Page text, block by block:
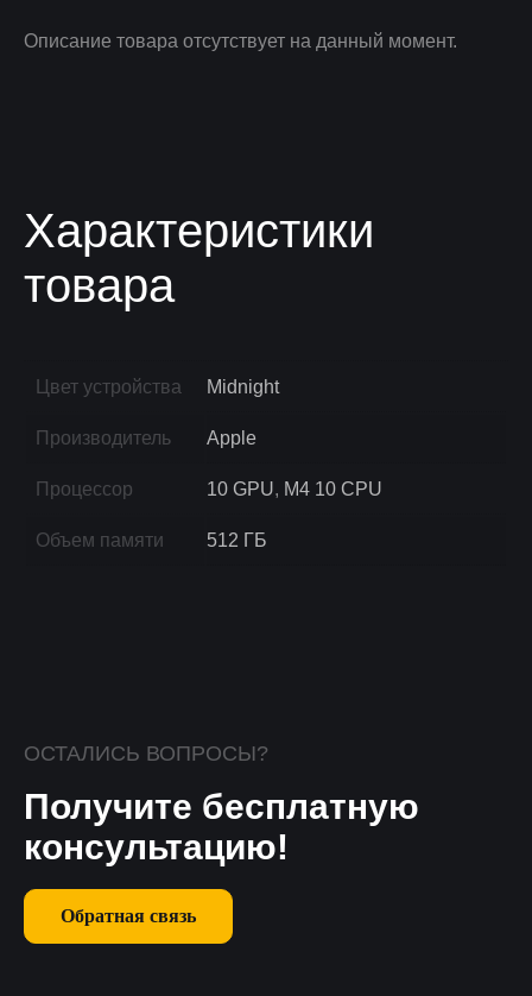
Описание товара отсутствует на данный момент.
Характеристики
товара
Цвет устройства Midnight
Производитель Apple
Процессор 10 GPU, M4 10 CPU
Объем памяти 512 ГБ
ОСТАЛИСЬ ВОПРОСЫ?
Получите бесплатную
консультацию!
Обратная связь